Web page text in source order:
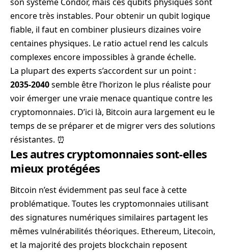
son système Condor, mais ces qubits physiques sont
encore très instables. Pour obtenir un qubit logique
fiable, il faut en combiner plusieurs dizaines voire
centaines physiques. Le ratio actuel rend les calculs
complexes encore impossibles à grande échelle.
La plupart des experts s’accordent sur un point :
2035-2040semble être l’horizon le plus réaliste pour
voir émerger une vraie menace quantique contre les
cryptomonnaies. D’ici là, Bitcoin aura largement eu le
temps de se préparer et de migrer vers des solutions
résistantes. ⏰
Les autres cryptomonnaies sont-elles
mieux protégées
Bitcoin n’est évidemment pas seul face à cette
problématique. Toutes les cryptomonnaies utilisant
des signatures numériques similaires partagent les
mêmes vulnérabilités théoriques. Ethereum, Litecoin,
et la majorité des projets blockchain reposent